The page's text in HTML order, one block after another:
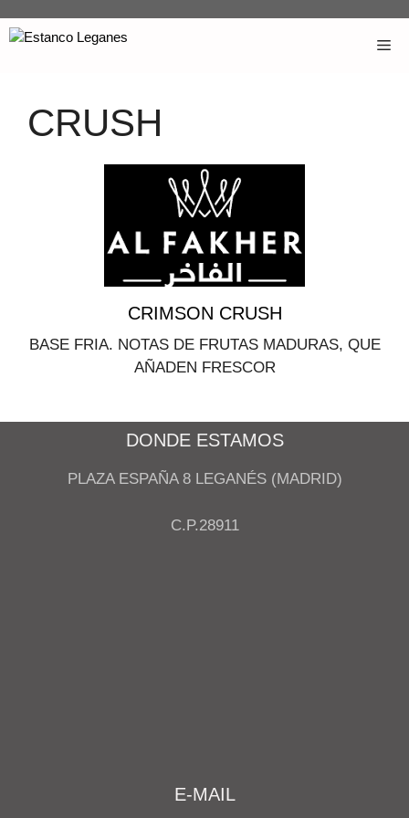
CRUSH
CRIMSON CRUSH
BASE FRIA. NOTAS DE FRUTAS MADURAS, QUE
AÑADEN FRESCOR
DONDE ESTAMOS
PLAZA ESPAÑA 8 LEGANÉS (MADRID)
C.P.28911
E-MAIL